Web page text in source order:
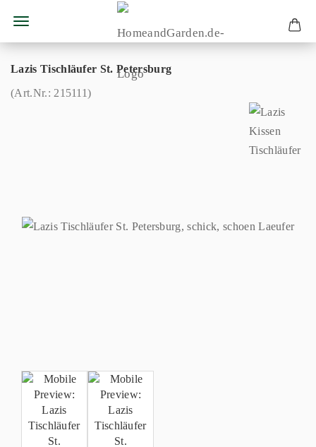
Lazis Tischläufer St. Petersburg
(Art.Nr.: 215111)